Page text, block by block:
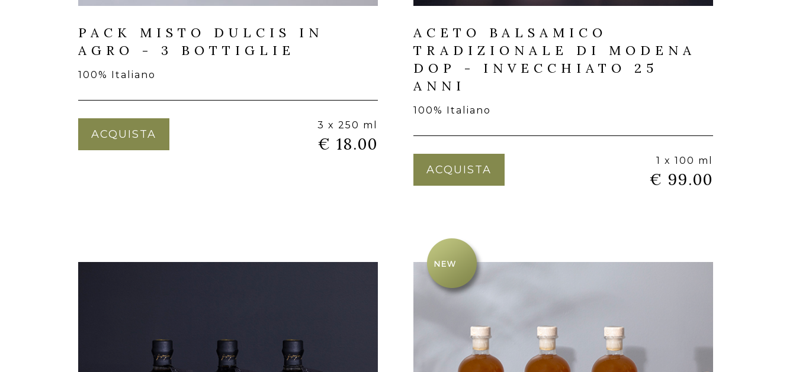
PACK MISTO DULCIS IN
AGRO - 3 BOTTIGLIE
100% Italiano
ACQUISTA
3 x 250 ml
€ 18.00
ACETO BALSAMICO
TRADIZIONALE DI MODENA
DOP - INVECCHIATO 25
ANNI
100% Italiano
ACQUISTA
1 x 100 ml
€ 99.00